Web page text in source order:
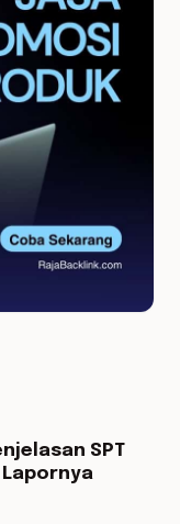
SPT
Lapornya